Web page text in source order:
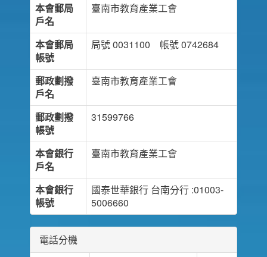
本會郵局
戶名
臺南市教育產業工會
本會郵局
帳號
局號 0031100 帳號 0742684
郵政劃撥
戶名
臺南市教育產業工會
郵政劃撥
帳號
31599766
本會銀行
戶名
臺南市教育產業工會
本會銀行
帳號
國泰世華銀行 台南分行 :01003-
5006660
電話分機